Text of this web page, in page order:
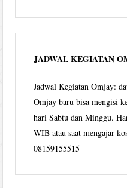
JADWAL KEGIATAN
Jadwal Kegiatan Omjay:
Omjay baru bisa mengisi
hari Sabtu dan Minggu.
WIB atau saat mengajar
08159155515